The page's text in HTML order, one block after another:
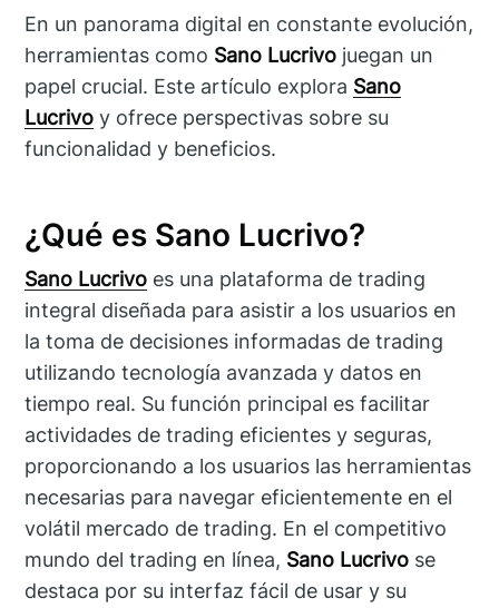
En un panorama digital en constante evolución,
herramientas como Sano Lucrivo juegan un
papel crucial. Este artículo explora Sano
Lucrivo y ofrece perspectivas sobre su
funcionalidad y beneficios.
¿Qué es Sano Lucrivo?
Sano Lucrivo es una plataforma de trading
integral diseñada para asistir a los usuarios en
la toma de decisiones informadas de trading
utilizando tecnología avanzada y datos en
tiempo real. Su función principal es facilitar
actividades de trading eficientes y seguras,
proporcionando a los usuarios las herramientas
necesarias para navegar eficientemente en el
volátil mercado de trading. En el competitivo
mundo del trading en línea, Sano Lucrivo se
destaca por su interfaz fácil de usar y su